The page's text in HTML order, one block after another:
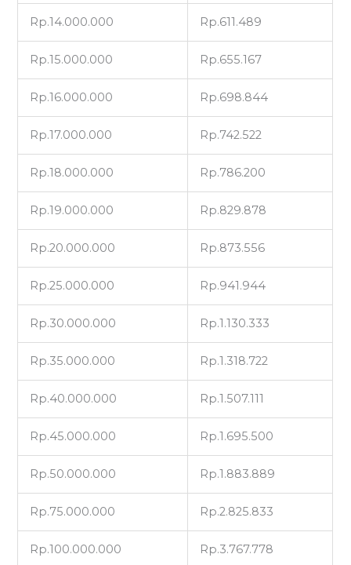
Rp.14.000.000 Rp.611.489
Rp.15.000.000 Rp.655.167
Rp.16.000.000 Rp.698.844
Rp.17.000.000 Rp.742.522
Rp.18.000.000 Rp.786.200
Rp.19.000.000 Rp.829.878
Rp.20.000.000 Rp.873.556
Rp.25.000.000 Rp.941.944
Rp.30.000.000 Rp.1.130.333
Rp.35.000.000 Rp.1.318.722
Rp.40.000.000 Rp.1.507.111
Rp.45.000.000 Rp.1.695.500
Rp.50.000.000 Rp.1.883.889
Rp.75.000.000 Rp.2.825.833
Rp.100.000.000 Rp.3.767.778